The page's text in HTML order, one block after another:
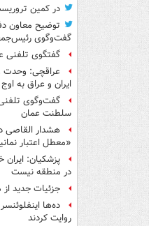
در کمین
توضیح معاون
گفت‌وگوی
گفتگوی تلفنی
عراقچی: وحدت
ایران و عراق به
گفت‌وگوی تلفنی
سلطنت عمان
هشدار القاصی
«معطل اعتبار
پزشکیان:
در منطقه نیست
جزئیات جدید از
ده‌ها
روایت کردند